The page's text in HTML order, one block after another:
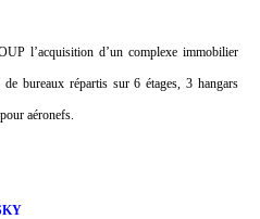
l’acquisition d’un complexe immobilier
bureaux répartis sur 6 étages, 3 hangars
aéronefs.